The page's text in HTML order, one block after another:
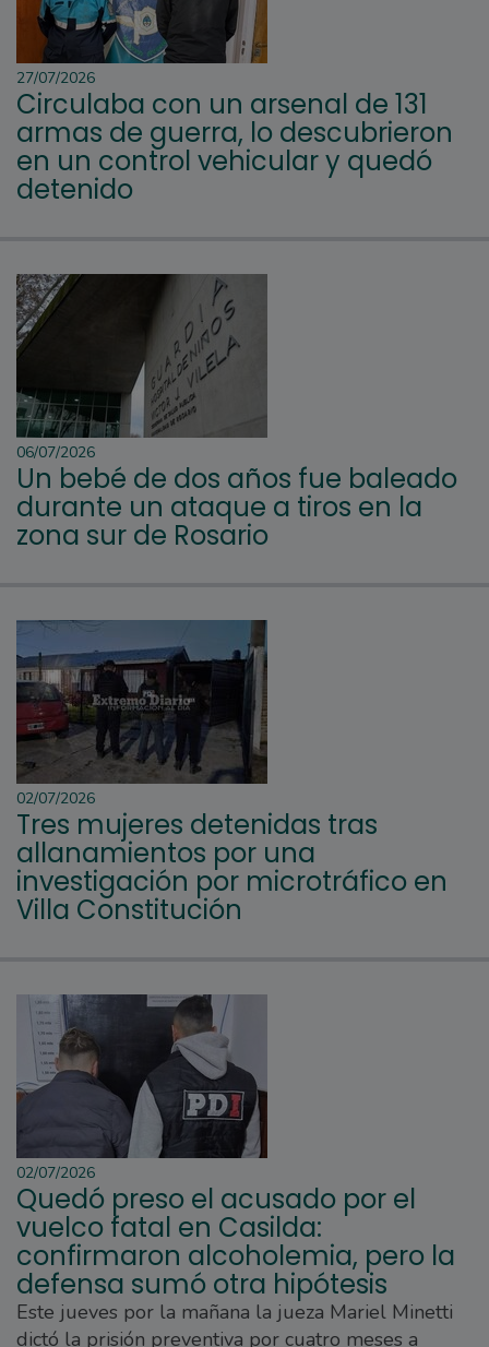
27/07/2026
Circulaba con un arsenal de 131
armas de guerra, lo descubrieron
en un control vehicular y quedó
detenido
06/07/2026
Un bebé de dos años fue baleado
durante un ataque a tiros en la
zona sur de Rosario
02/07/2026
Tres mujeres detenidas tras
allanamientos por una
investigación por microtráfico en
Villa Constitución
02/07/2026
Quedó preso el acusado por el
vuelco fatal en Casilda:
confirmaron alcoholemia, pero la
defensa sumó otra hipótesis
Este jueves por la mañana la jueza Mariel Minetti
dictó la prisión preventiva por cuatro meses a